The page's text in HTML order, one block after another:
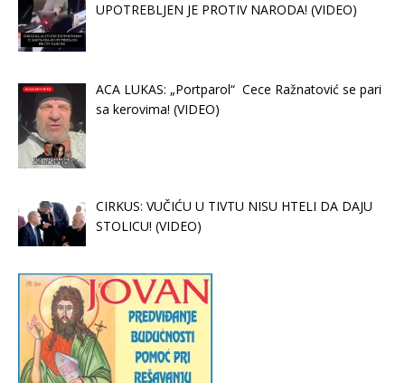
UPOTREBLJEN JE PROTIV NARODA! (VIDEO)
ACA LUKAS: „Portparol“ Cece Ražnatović se pari
sa kerovima! (VIDEO)
CIRKUS: VUČIĆU U TIVTU NISU HTELI DA DAJU
STOLICU! (VIDEO)